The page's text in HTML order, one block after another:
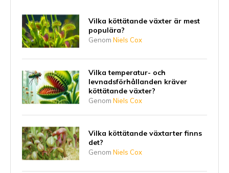
Vilka köttätande växter är mest
populära?
Genom Niels Cox
Vilka temperatur- och
levnadsförhållanden kräver
köttätande växter?
Genom Niels Cox
Vilka köttätande växtarter finns
det?
Genom Niels Cox